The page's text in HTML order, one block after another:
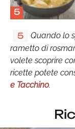
5
5
Quando lo
rametto di
volete scoprire
ricette potete
e Tacchino.